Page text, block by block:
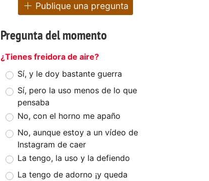
Publique una pregunta
Pregunta del momento
¿Tienes freidora de aire?
Sí, y le doy bastante guerra
Sí, pero la uso menos de lo que
pensaba
No, con el horno me apaño
No, aunque estoy a un vídeo de
Instagram de caer
La tengo, la uso y la defiendo
La tengo de adorno ¡y queda